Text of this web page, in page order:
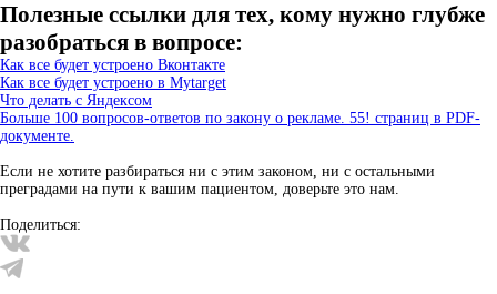
Полезные ссылки для тех, кому нужно глубже
разобраться в вопросе:
Как все будет устроено Вконтакте
Как все будет устроено в Mytarget
Что делать с Яндексом
Больше 100 вопросов-ответов по закону о рекламе. 55! страниц в PDF-
документе.
Если не хотите разбираться ни с этим законом, ни с остальными
преградами на пути к вашим пациентом, доверьте это нам.
Поделиться: